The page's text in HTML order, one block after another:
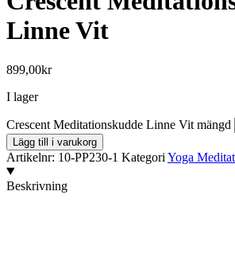
Linne Vit
899,00kr
I lager
Crescent Meditationskudde Linne Vit mängd
Lägg till i varukorg
Artikelnr: 10-PP230-1 Kategori Yoga
Beskrivning